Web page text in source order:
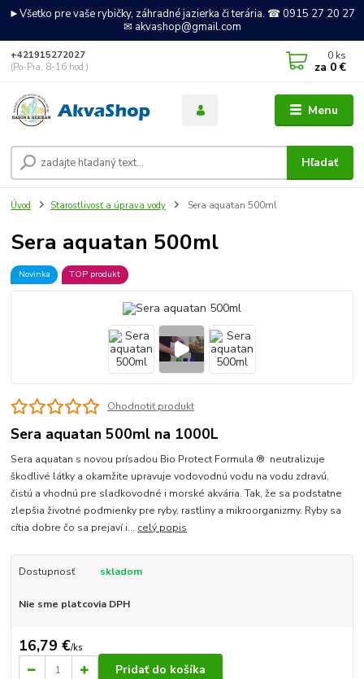
►Všetko pre vaše rybičky, záhradné jazierka či terária. ☎ 0915 27 20 27
✉ akvashop@gmail.com
Menu
Hľadať
+421915272027
(Po-Pia, 8-16 hod.)
0 ks
za 0 €
Úvod Starostlivosť a úprava vody Sera aquatan 500ml
Sera aquatan 500ml
Novinka TOP produkt
Ohodnotiť produkt
Sera aquatan 500ml na 1000L
Sera aquatan s novou prísadou Bio Protect Formula ® neutralizuje
škodlivé látky a okamžite upravuje vodovodnú vodu na vodu zdravú,
čistú a vhodnú pre sladkovodné i morské akvária. Tak, že sa podstatne
zlepšia životné podmienky pre ryby, rastliny a mikroorganizmy. Ryby sa
cítia dobre čo sa prejaví i... celý popis
Dostupnosť skladom
Nie sme platcovia DPH
16,79 €/ks
Pridať do košíka